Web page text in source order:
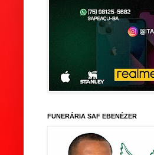
FUNERÁRIA SAF EBENÉZER